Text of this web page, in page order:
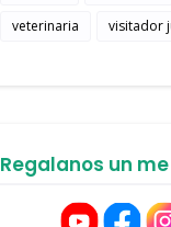
veterinaria
visitador
Regalanos un